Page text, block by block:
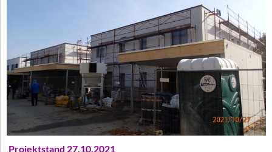
Projektstand 27.10.2021